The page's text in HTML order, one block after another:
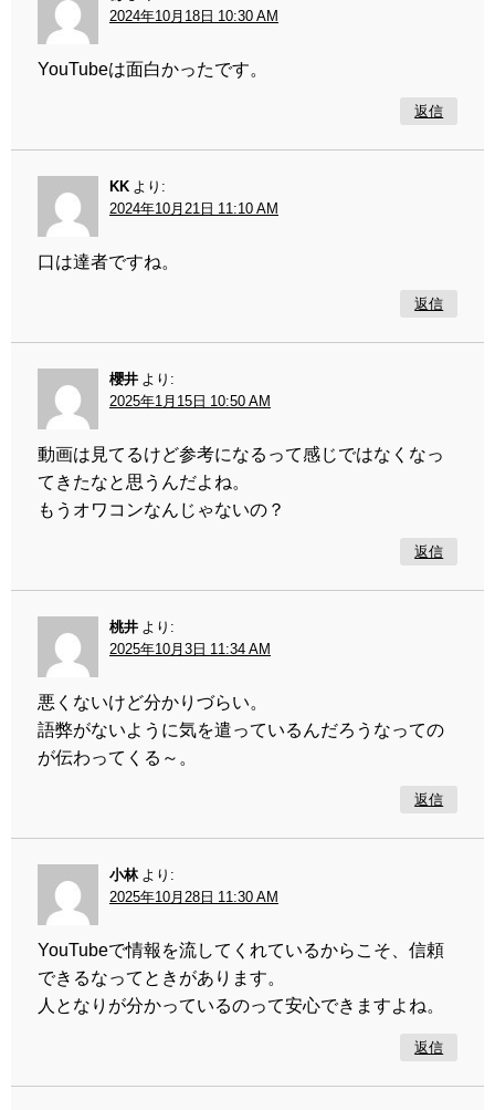
2024年10月18日 10:30 AM
YouTubeは面白かったです。
返信
KK より:
2024年10月21日 11:10 AM
口は達者ですね。
返信
櫻井 より:
2025年1月15日 10:50 AM
動画は見てるけど参考になるって感じではなくなっ
てきたなと思うんだよね。
もうオワコンなんじゃないの？
返信
桃井 より:
2025年10月3日 11:34 AM
悪くないけど分かりづらい。
語弊がないように気を遣っているんだろうなっての
が伝わってくる～。
返信
小林 より:
2025年10月28日 11:30 AM
YouTubeで情報を流してくれているからこそ、信頼
できるなってときがあります。
人となりが分かっているのって安心できますよね。
返信